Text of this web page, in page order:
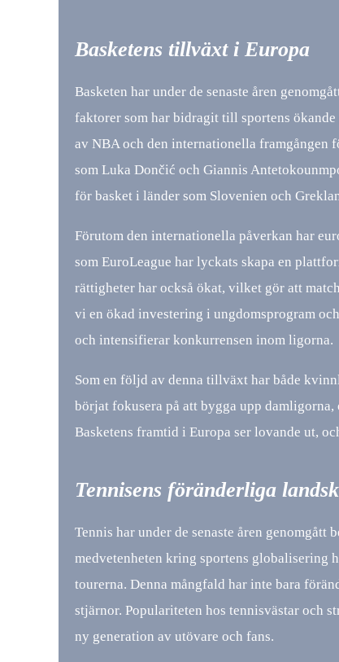
Basketens tillväxt i Europa
Basketen har under de senaste åren
faktorer som har bidragit till sportens
av NBA och den internationella framgången
som Luka Dončić och Giannis
för basket i länder som Slovenien och
Förutom den internationella påverkan har
som EuroLeague har lyckats skapa en
rättigheter har också ökat, vilket gör att
vi en ökad investering i ungdomsprogram
och intensifierar konkurrensen inom ligorna.
Som en följd av denna tillväxt har både
börjat fokusera på att bygga upp
Basketens framtid i Europa ser lovande ut,
Tennisens föränderliga
Tennis har under de senaste åren
medvetenheten kring sportens globalisering
tourerna. Denna mångfald har inte bara
stjärnor. Populariteten hos tennisvästar och
ny generation av utövare och fans.